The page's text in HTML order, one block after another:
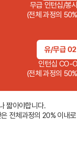
불편사항 접수
유학Q&A
무급 인턴십/봉
(전체 과정의
유/무급 02
인턴십 CO-
(전체 과정의
짧아야합니다.
전체과정의 20% 이내